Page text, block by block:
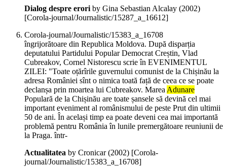
Dialog despre eroriby Gina Sebastian Alcalay (2002)
[Corola-journal/Journalistic/15287_a_16612]
Corola-journal/Journalistic/15383_a_16708
îngrijorătoare din Republica Moldova. După disparția
deputatului Partidului Popular Democrat Creștin, Vlad
Cubreakov, Cornel Nistorescu scrie în EVENIMENTUL
ZILEI: "Toate oțărîrile guvernului comunist de la Chișinău la
adresa României sînt o nimica toată față de ceea ce se poate
declanșa prin moartea lui Cubreakov. MareaAdunare
Populară de la Chișinău are toate șansele să devină cel mai
important eveniment al românismului de peste Prut din ultimii
50 de ani. În același timp ea poate deveni cea mai importantă
problemă pentru România în lunile premergătoare reuniunii de
la Praga. într-
Actualitatea by Cronicar (2002) [Corola-
journal/Journalistic/15383_a_16708]